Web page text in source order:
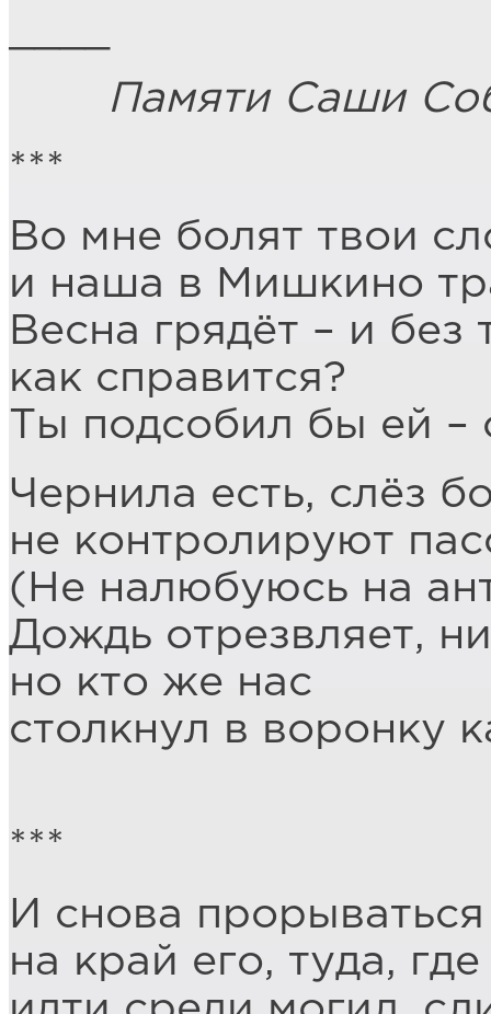
Памяти Саши
***
Во мне болят твои
и наша в Мишкино
Весна грядёт – и без
как справится?
Ты подсобил бы ей –
Чернила есть, слёз
не контролируют
(Не налюбуюсь на
Дождь отрезвляет,
но кто же нас
столкнул в воронку
***
И снова
на край его, туда,